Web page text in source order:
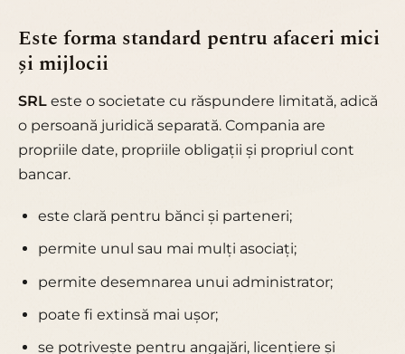
Este forma standard pentru afaceri mici
și mijlocii
SRL este o societate cu răspundere limitată, adică
o persoană juridică separată. Compania are
propriile date, propriile obligații și propriul cont
bancar.
este clară pentru bănci și parteneri;
permite unul sau mai mulți asociați;
permite desemnarea unui administrator;
poate fi extinsă mai ușor;
se potrivește pentru angajări, licențiere și